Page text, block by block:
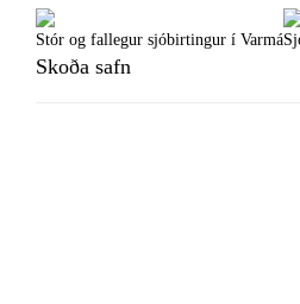
Stór og fallegur sjóbirtingur í Varmá
Skoða safn